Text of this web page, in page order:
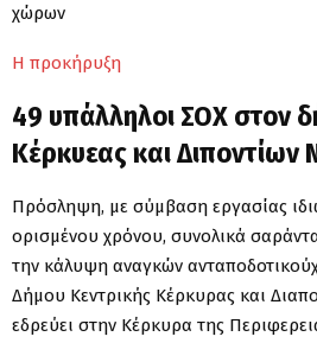
χώρων
Η προκήρυξη
49 υπάλληλοι ΣΟΧ στον
Κέρκυεας και Διποντίων
Πρόσληψη, με σύμβαση εργασίας
ορισμένου χρόνου, συνολικά
την κάλυψη αναγκών
Δήμου Κεντρικής Κέρκυρας και
εδρεύει στην Κέρκυρα της